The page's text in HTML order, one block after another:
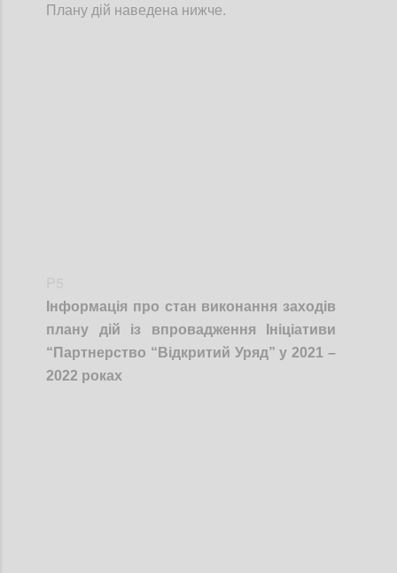
Плану дій наведена нижче.
Інформація про стан виконання заходів
плану дій із впровадження Ініціативи
“Партнерство “Відкритий Уряд” у 2021 –
2022 роках